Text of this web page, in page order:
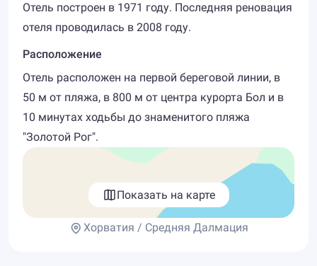
Отель построен в 1971 году. Последняя реновация
отеля проводилась в 2008 году.
Расположение
Отель расположен на первой береговой линии, в
50 м от пляжа, в 800 м от центра курорта Бол и в
10 минутах ходьбы до знаменитого пляжа
"Золотой Рог".
Показать на карте
Хорватия / Средняя Далмация